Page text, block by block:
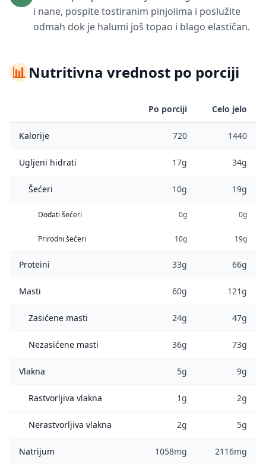
i nane, pospite tostiranim pinjolima i poslužite
odmah dok je halumi još topao i blago elastičan.
📊Nutritivna vrednost po porciji
Po porciji Celo jelo
Kalorije 720 1440
Ugljeni hidrati 17g 34g
Šećeri 10g 19g
Dodati šećeri 0g 0g
Prirodni šećeri 10g 19g
Proteini 33g 66g
Masti 60g 121g
Zasićene masti 24g 47g
Nezasićene masti 36g 73g
Vlakna 5g 9g
Rastvorljiva vlakna 1g 2g
Nerastvorljiva vlakna 2g 5g
Natrijum 1058mg 2116mg